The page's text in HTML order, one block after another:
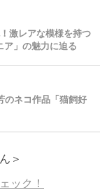
激レアな模様を持つ
ア」の魅力に迫る
のネコ作品「猫飼好
＞
ック！